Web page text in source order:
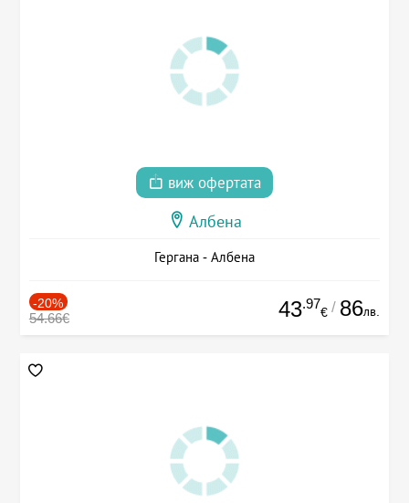
виж офертата
Албена
Гергана - Албена
-20%
54.66€ 43.97
€ / 86лв.